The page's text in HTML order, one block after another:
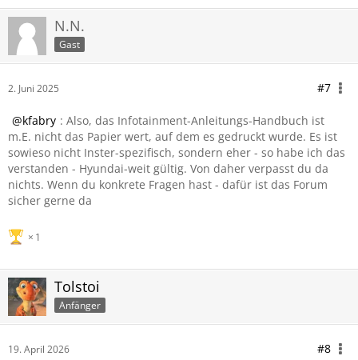
N.N.
Gast
2. Juni 2025 #7
kfabry : Also, das Infotainment-Anleitungs-Handbuch ist
m.E. nicht das Papier wert, auf dem es gedruckt wurde. Es ist
sowieso nicht Inster-spezifisch, sondern eher - so habe ich das
verstanden - Hyundai-weit gültig. Von daher verpasst du da
nichts. Wenn du konkrete Fragen hast - dafür ist das Forum
sicher gerne da
1
Tolstoi
Anfänger
19. April 2026 #8